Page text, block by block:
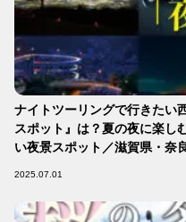
ナイトツーリングで行きたい
スポット』は？夏の夜に楽し
い夜景スポット／滋賀県・奈
2025.07.01